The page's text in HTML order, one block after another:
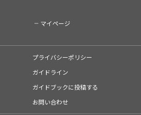
マイページ
プライバシーポリシー
ガイドライン
ガイドブックに投稿する
お問い合わせ